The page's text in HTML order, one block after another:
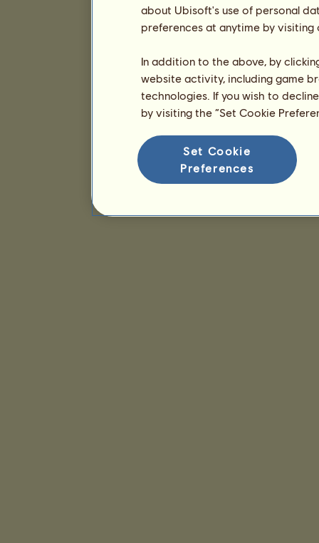
about Ubisoft's use of personal
preferences at anytime by
In addition to the above, by
website activity, including game
technologies. If you wish to
by visiting the “Set Cookie
Set Cookie
Preferences